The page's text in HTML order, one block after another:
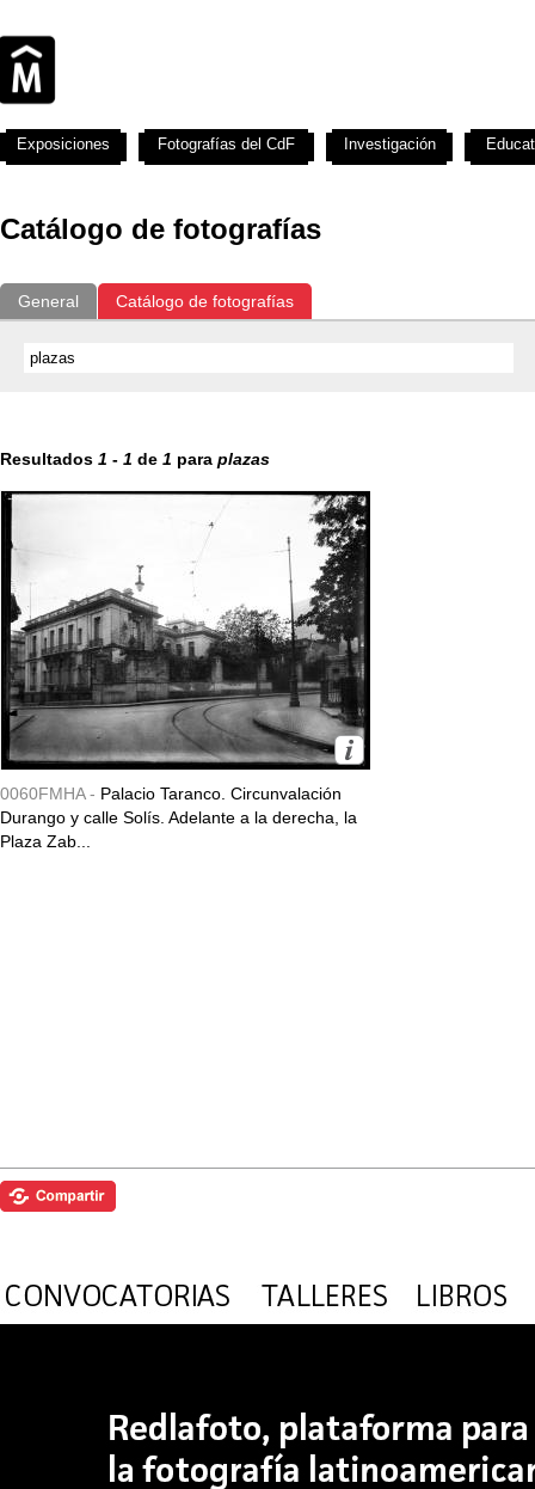
Catálogo de fotografías
General Catálogo de fotografías
Resultados 1 - 1 de 1 para plazas
0060FMHA - Palacio Taranco. Circunvalación
Durango y calle Solís. Adelante a la derecha, la
Plaza Zab...
Exposiciones Fotografías del CdF Investigación